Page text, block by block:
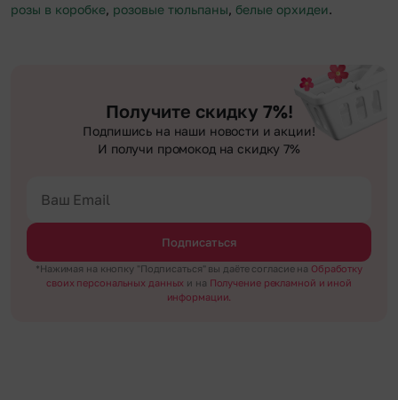
розы в коробке, розовые тюльпаны, белые орхидеи.
Получите скидку 7%!
Подпишись на наши новости и акции!
И получи промокод на скидку 7%
Подписаться
*Нажимая на кнопку "Подписаться" вы даёте согласие на Обработку
своих персональных данных и на Получение рекламной и иной
информации.